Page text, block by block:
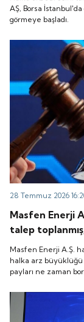
başladı.
AŞ, Borsa
görmeye başladı.
28 Temmuz 2026
Masfen Enerji
talep
TL olarak
zaman
Masfen Enerji A.Ş.
halka arz büyüklüğü
payları ne zaman